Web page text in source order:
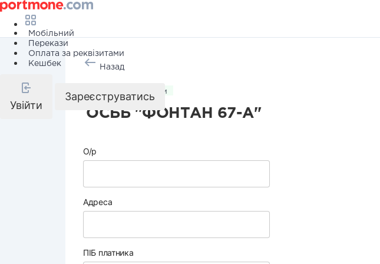
Мобільний
Перекази
Оплата за реквізитами
Кешбек
Увійти
Зареєструватись
Назад
Комунальні послуги
ОСББ "ФОНТАН 67-А"
О/р
Адреса
ПІБ платника